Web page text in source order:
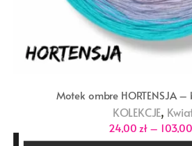
Motek ombre HORTENSJA –
KOLEKCJE,
24,00zł – 103,00